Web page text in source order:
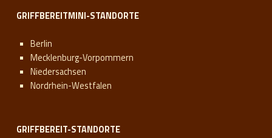
GRIFFBEREITMINI-STANDORTE
Berlin
Mecklenburg-Vorpommern
Niedersachsen
Nordrhein-Westfalen
GRIFFBEREIT-STANDORTE